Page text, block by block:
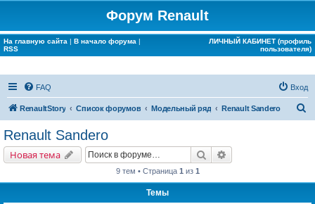
Форум Renault
На главную сайта | В начало форума |
RSS
ЛИЧНЫЙ КАБИНЕТ (профиль
пользователя)
FAQ Вход
RenaultStory Список форумов Модельный ряд Renault Sandero
Renault Sandero
Новая тема Поиск
9 тем • Страница 1 из 1
Темы